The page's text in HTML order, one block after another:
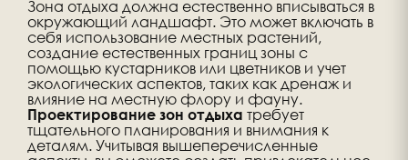
Зона отдыха должна естественно вписываться в
окружающий ландшафт. Это может включать в
себя использование местных растений,
создание естественных границ зоны с
помощью кустарников или цветников и учет
экологических аспектов, таких как дренаж и
влияние на местную флору и фауну.
Проектирование зон отдыха требует
тщательного планирования и внимания к
деталям. Учитывая вышеперечисленные